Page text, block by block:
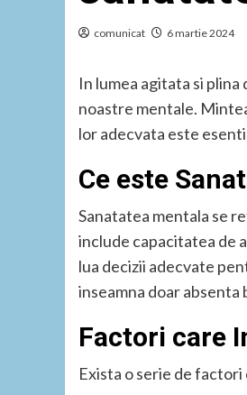
comunicat 6 martie 2024
In lumea agitata si
noastre mentale.
lor adecvata este
Ce este
Sanatatea mentala se
include capacitatea de
lua decizii adecvate
inseamna doar absenta
Factori care
Exista o serie de